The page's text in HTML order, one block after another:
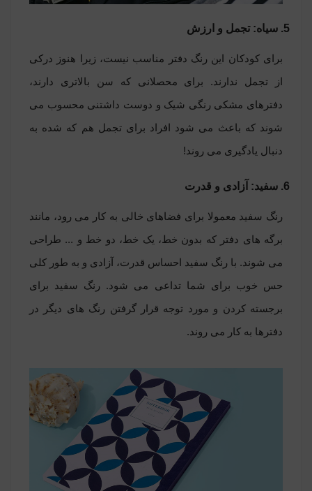
5. سیاه: تجمل و ارزش
برای کودکان این رنگ دفتر مناسب نیست، زیرا هنوز درکی
از تجمل ندارند. برای محصلانی که سن بالاتری دارند،
دفترهای مشکی رنگی شیک و دوست داشتنی محسوب می
شوند که باعث می شود افراد برای تجمل هم که شده به
دنبال یادگیری می روند!
6. سفید: آزادی و قدرت
رنگ سفید معمولا برای فضاهای خالی به کار می رود، مانند
برگه های دفتر که بدون خط، یک خط، دو خط و ... طراحی
می شوند. با رنگ سفید احساس قدرت، آزادی و به طور کلی
حس خوب برای شما تداعی می شود. رنگ سفید برای
برجسته کردن و مورد توجه قرار گرفتن رنگ های دیگر در
دفترها به کار می روند.